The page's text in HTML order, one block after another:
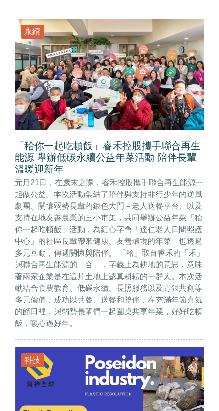
永續
「秴你一起吃頓飯」睿禾控股攜手聯合再生
能源 舉辦低碳永續公益年菜活動 陪伴長輩
溫暖迎新年
元月21日，在歲末之際，睿禾控股攜手聯合再生能源一
起做公益。本次活動集結了陪伴與支持非行少年的逆風
劇團、關懷弱勢長輩的銀色大門－老人送餐平台、以及
支持在地友善農業的三小市集，共同舉辦公益年菜「秴
你一起吃頓飯」活動，為紅心字會「達仁老人日間照護
中心」的社區長輩帶來健康、友善環境的年菜，也透過
多元互動，傳遞關懷與陪伴。 「秴」取自睿禾的「禾」
與聯合再生能源的「合」，字義上為耕地的意思，意味
著兩家企業是在這片土地上認真耕耘的一群人。本次活
動結合食農教育、低碳永續、長照服務以及青銀共創等
多元價值，成功以共餐、送餐和陪伴，在充滿年節喜氣
的節日裡，與弱勢長輩們一起圍桌共享年菜，好好吃頓
飯，暖心過好年。
科技